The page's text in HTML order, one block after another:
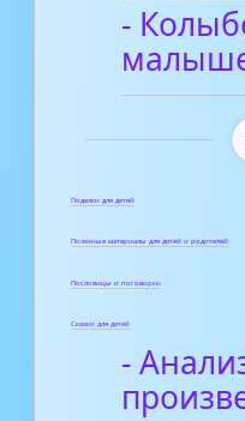
-
Поделки для детей
Полезные материалы для детей и родителей
Пословицы и поговорки
Сказки для детей
-